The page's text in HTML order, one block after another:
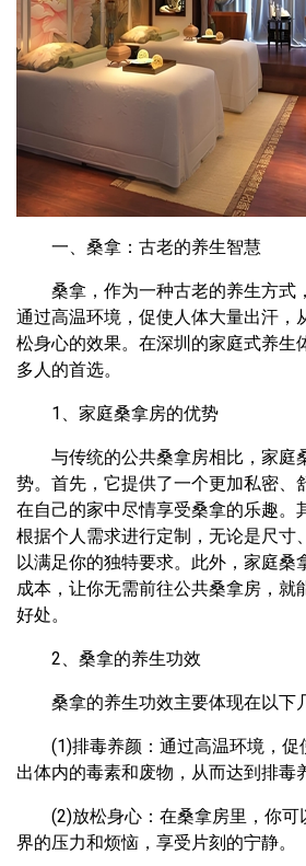
一、桑拿：古老的养生智慧
桑拿，作为一种古老的养生方式
通过高温环境，促使人体大量出汗，
松身心的效果。在深圳的家庭式养生
多人的首选。
1、家庭桑拿房的优势
与传统的公共桑拿房相比，家庭
势。首先，它提供了一个更加私密、
在自己的家中尽情享受桑拿的乐趣。
根据个人需求进行定制，无论是尺寸
以满足你的独特要求。此外，家庭桑
成本，让你无需前往公共桑拿房，就
好处。
2、桑拿的养生功效
桑拿的养生功效主要体现在以下
(1)排毒养颜：通过高温环境，促
出体内的毒素和废物，从而达到排毒
(2)放松身心：在桑拿房里，你可
界的压力和烦恼，享受片刻的宁静。